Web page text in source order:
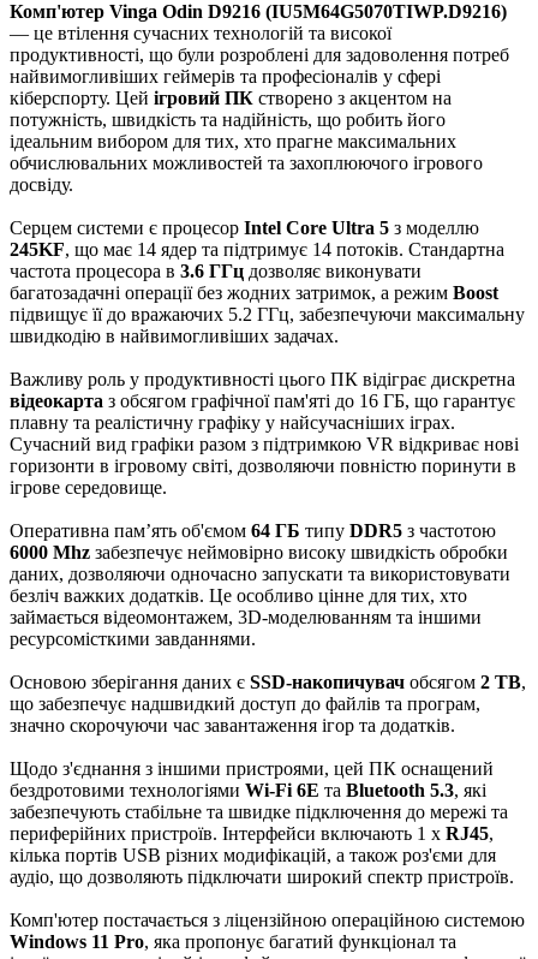
Комп'ютер Vinga Odin D9216 (IU5M64G5070TIWP.D9216)
— це втілення сучасних технологій та високої
продуктивності, що були розроблені для задоволення потреб
найвимогливіших геймерів та професіоналів у сфері
кіберспорту. Цей ігровий ПК створено з акцентом на
потужність, швидкість та надійність, що робить його
ідеальним вибором для тих, хто прагне максимальних
обчислювальних можливостей та захоплюючого ігрового
досвіду.
Серцем системи є процесор Intel Core Ultra 5 з моделлю
245KF, що має 14 ядер та підтримує 14 потоків. Стандартна
частота процесора в 3.6 ГГц дозволяє виконувати
багатозадачні операції без жодних затримок, а режим Boost
підвищує її до вражаючих 5.2 ГГц, забезпечуючи максимальну
швидкодію в найвимогливіших задачах.
Важливу роль у продуктивності цього ПК відіграє дискретна
відеокарта з обсягом графічної пам'яті до 16 ГБ, що гарантує
плавну та реалістичну графіку у найсучасніших іграх.
Сучасний вид графіки разом з підтримкою VR відкриває нові
горизонти в ігровому світі, дозволяючи повністю поринути в
ігрове середовище.
Оперативна пам’ять об'ємом 64 ГБ типу DDR5 з частотою
6000 Mhz забезпечує неймовірно високу швидкість обробки
даних, дозволяючи одночасно запускати та використовувати
безліч важких додатків. Це особливо цінне для тих, хто
займається відеомонтажем, 3D-моделюванням та іншими
ресурсомісткими завданнями.
Основою зберігання даних є SSD-накопичувач обсягом 2 TB,
що забезпечує надшвидкий доступ до файлів та програм,
значно скорочуючи час завантаження ігор та додатків.
Щодо з'єднання з іншими пристроями, цей ПК оснащений
бездротовими технологіями Wi-Fi 6E та Bluetooth 5.3, які
забезпечують стабільне та швидке підключення до мережі та
периферійних пристроїв. Інтерфейси включають 1 x RJ45,
кілька портів USB різних модифікацій, а також роз'єми для
аудіо, що дозволяють підключати широкий спектр пристроїв.
Комп'ютер постачається з ліцензійною операційною системою
Windows 11 Pro, яка пропонує багатий функціонал та